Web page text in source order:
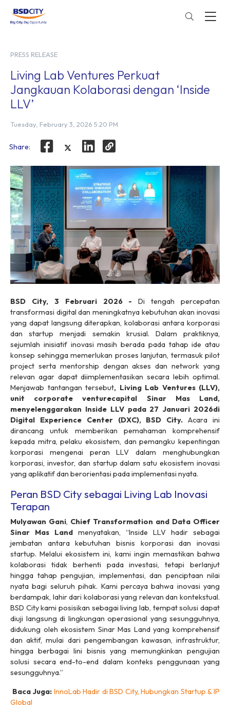
PRESS RELEASE
Living Lab Ventures Perkuat
Jangkauan Kolaborasi dengan ‘Inside
LLV’
Tuesday, February 3, 2026 5:20 PM
Share:
BSD City, 3 Februari2026 - Di tengah percepatan
transformasi digital dan meningkatnya kebutuhan akan inovasi
yang dapat langsung diterapkan, kolaborasi antara korporasi
danstartup menjadi semakin krusial. Dalam praktiknya,
sejumlah inisiatif inovasi masih berada pada tahap ide atau
konsep sehingga memerlukan proses lanjutan, termasuk pilot
project serta mentorship dengan akses dannetwork yang
relevan agar dapat diimplementasikan secara lebih optimal.
Menjawab tantangan tersebut, Living Lab Ventures (LLV),
unit corporate venturecapital Sinar Mas Land,
menyelenggarakan Inside LLV pada 27 Januari 2026di
Digital Experience Center (DXC), BSD City. Acara ini
dirancang untuk memberikan pemahaman komprehensif
kepada mitra, pelaku ekosistem, dan pemangku kepentingan
korporasi mengenai peran LLV dalam menghubungkan
korporasi, investor, dan startup dalam satu ekosistem inovasi
yang aplikatif dan berorientasi pada implementasi nyata.
Peran BSD City sebagai Living Lab Inovasi
Terapan
Mulyawan Gani, Chief Transformation and Data Officer
Sinar Mas Land menyatakan, “Inside LLV hadir sebagai
jembatan antara kebutuhan bisnis korporasi dan inovasi
startup. Melalui ekosistem ini, kami ingin memastikan bahwa
kolaborasi tidak berhenti pada investasi, tetapi berlanjut
hingga tahap pengujian, implementasi, dan penciptaan nilai
nyata bagi seluruh pihak. Kami percaya bahwa inovasi yang
berdampak, lahir dari kolaborasi yang relevan dan kontekstual.
BSD City kami posisikan sebagailiving lab, tempat solusi dapat
diuji langsung di lingkungan operasional yang sesungguhnya,
didukung oleh ekosistem Sinar Mas Land yang komprehensif
dan aktif, mulai dari pengembangan kawasan, infrastruktur,
hingga berbagai lini bisnis yang memungkinkan pengujian
solusi secara end-to-end dalam konteks penggunaan yang
sesungguhnya.”
Baca Juga: InnoLab Hadir di BSD City, Hubungkan Startup & IP
Global